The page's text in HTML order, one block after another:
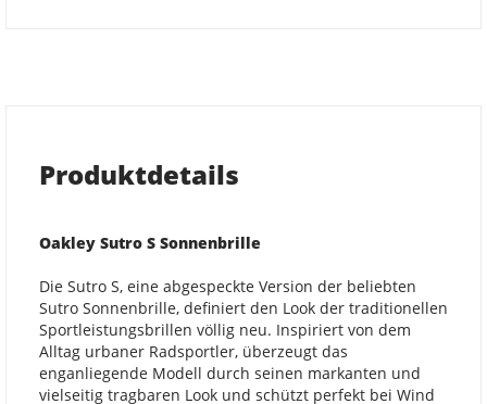
Produktdetails
Oakley Sutro S Sonnenbrille
Die Sutro S, eine abgespeckte Version der beliebten
Sutro Sonnenbrille, definiert den Look der traditionellen
Sportleistungsbrillen völlig neu. Inspiriert von dem
Alltag urbaner Radsportler, überzeugt das
enganliegende Modell durch seinen markanten und
vielseitig tragbaren Look und schützt perfekt bei Wind